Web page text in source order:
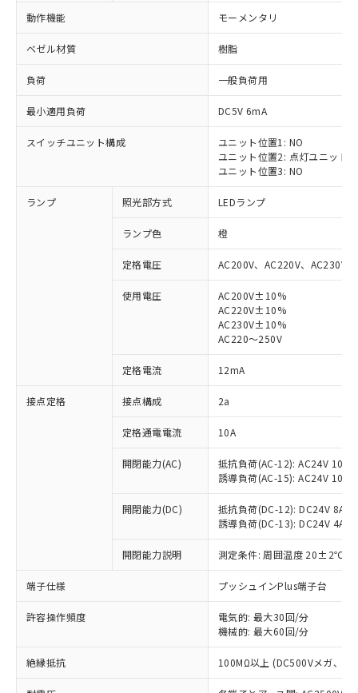
動作機能 モーメンタリ
ベゼル材質 樹脂
負荷 一般負荷用
最小適用負荷 DC5V 6mA
スイッチユニット構成
ユニット位置1: NO
ユニット位置2: 点灯ユニット
ユニット位置3: NO
ランプ 照光部方式 LEDランプ
ランプ色 橙
定格電圧 AC200V、AC220V、AC230V
使用電圧
AC200V±10%
AC220V±10%
AC230V±10%
AC220～250V
定格電流 12mA
接点定格 接点構成 2a
定格通電電流 10A
開閉能力(AC)
抵抗負荷(AC-12): AC24V 10A/
誘導負荷(AC-15): AC24V
開閉能力(DC)
抵抗負荷(DC-12): DC24V 8A/
誘導負荷(DC-13): DC24V 4A/
開閉能力説明 測定条件: 周囲温度 20±2℃、
端子仕様 プッシュインPlus端子台
許容操作頻度
電気的: 最大30回/分
機械的: 最大60回/分
絶縁抵抗 100MΩ以上 (DC500Vメガ、点
以下の条件をお読みいただき、同意のうえ
本サービスは、当社制御機器事業取扱
商品の当社在庫状況および標準価格
(税抜)を提供させていただくもので
本サービスの対象外となる商品もある
ことをご了承ください。
在庫状況および標準価格照会結果は、
記載している更新日時点での社内デー
タに基づき作成されるものであり、閲
覧された時点での実際の在庫および標
対応済み：EU RoHS指令（10物質）の
非含有に対応した製品が提供可能な商品で
対応予定：EU RoHS指令（10物質）の非含
有に対応した製品に切り替える予定のある
対応予定なし：EU RoHS指令（10物質）の
非含有に非対応の商品で、対応品を出す予
調査・確認中：EU RoHS指令（10物質）の
非含有の対応状況を調査中または確認中の
非該当品：ライセンス料など無形物で、有
害物質有無と関係のない商品です。
仕入先様の事情により、非含有部品として
いたものが、含有品と判明した場合などや
むを得ず変更することがあります。
鉛(Pb) 1000ppm以下、 水銀(Hg) 1000ppm以下、 カド
六価クロム(Cr(Ⅵ)) 1000ppm以下、ポリ臭化ビフェニル
※1 中国RoHS○×表
「○」：最大均質材料含有率が中国RoHSの
基準値以下であることを示します。
「×」：最大均質材料含有率が中国RoHSの
基準値を超えていることを示します。
「－」：未確認です。当社販売部門へお問
*中国RoHS10物質の基準値 (GB/T26572)：
Pb(鉛) :1000ppm、 Hg(水銀) : 1000ppm、 Cd(カドミウ
当社は、これら貴社製品のうち、外国
為替および外国貿易法に定める商品
（以下｢規制貨物等」という）を輸出
または国外への提供する場合は、日本
国政府の輸出許可(または役務取引許
可)を取得するなどの必要な手続きを